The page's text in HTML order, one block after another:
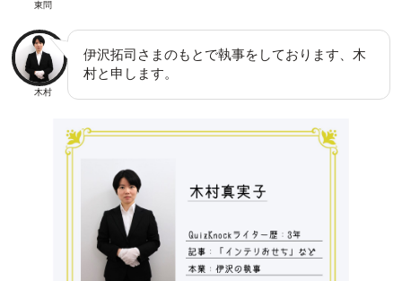
東問
木村
伊沢拓司さまのもとで執事をしております、木
村と申します。